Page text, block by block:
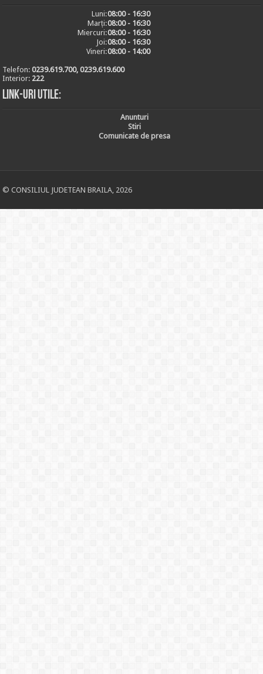
Luni:08:00 - 16:30
Marți:08:00 - 16:30
Miercuri:08:00 - 16:30
Joi:08:00 - 16:30
Vineri:08:00 - 14:00
Telefon:0239.619.700, 0239.619.600
Interior: 222
Link-uri utile:
Anunturi
Stiri
Comunicate de presa
© CONSILIUL JUDETEAN BRAILA, 2026